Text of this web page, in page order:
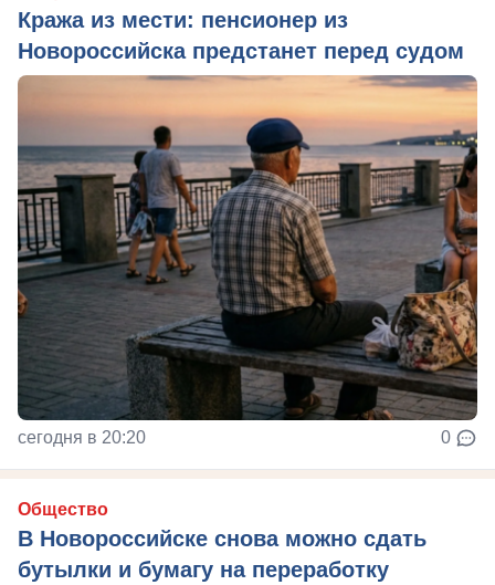
Кража из мести: пенсионер из
Новороссийска предстанет перед судом
сегодня в 20:20 0
Общество
В Новороссийске снова можно сдать
бутылки и бумагу на переработку